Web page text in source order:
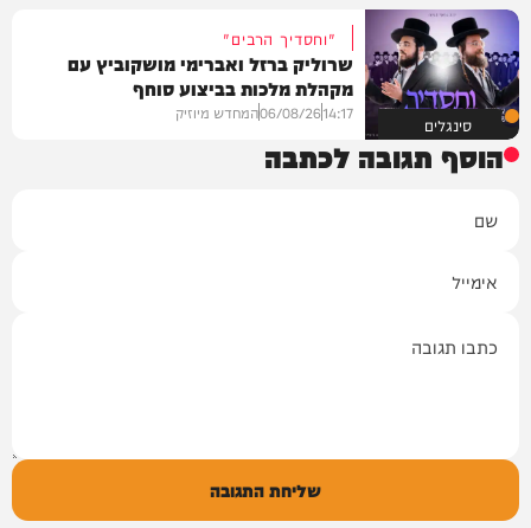
סינגלים
"וחסדיך הרבים"
שרוליק ברזל ואברימי מושקוביץ עם
מקהלת מלכות בביצוע סוחף
14:17
06/08/26המחדש מיוזיק
הוסף תגובה לכתבה
שליחת התגובה